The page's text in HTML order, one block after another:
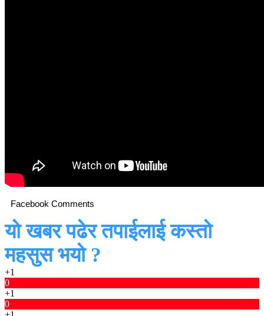
Facebook Comments
यो खबर पढेर तपाईलाई कस्तो
महसुस भयो ?
+1
0
+1
0